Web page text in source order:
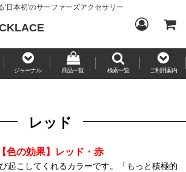
‘日本初’のサーファーズアクセサリー
ジャーナル 商品一覧 検索一覧 ご利用案内
レッド
【色の効果】レッド・赤
起こしてくれるカラーです。「もっと積極的